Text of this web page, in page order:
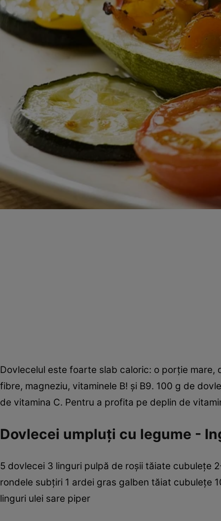
Dovlecelul este foarte slab caloric: o porţie
fibre, magneziu, vitaminele B! şi B9. 100 g de
de vitamina C. Pentru a profita pe deplin de
Dovlecei umpluţi cu legume -
5 dovlecei 3 linguri pulpă de roşii tăiate cubuleţe
rondele subţiri 1 ardei gras galben tăiat cubuleţe
linguri ulei sare piper